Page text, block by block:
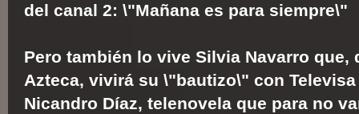
del canal 2: \"Mañana es para siempre\"
Pero también lo vive Silvia Navarro que,
Azteca, vivirá su \"bautizo\" con
Nicandro Díaz, telenovela que para no